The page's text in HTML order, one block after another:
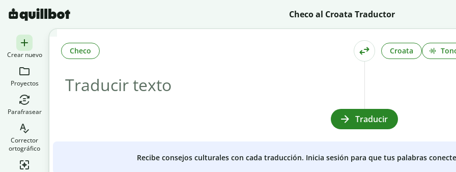
Checo al Croata Traductor
Crear nuevo
Proyectos
Parafrasear
Corrector
ortográfico
Checo Croata
Traducir
Recibe consejos culturales con cada traducción. Inicia sesión para que tus palabras